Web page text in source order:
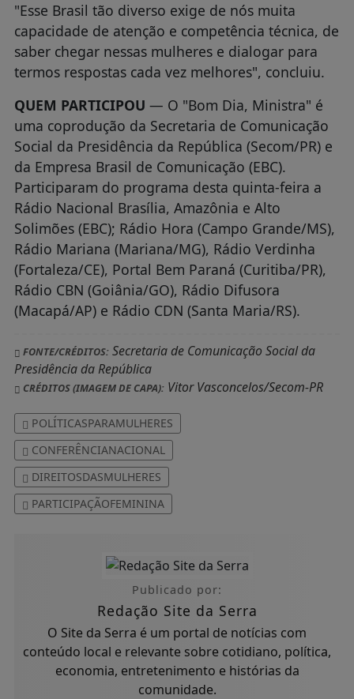
"Esse Brasil tão diverso exige de nós muita
capacidade de atenção e competência técnica, de
saber chegar nessas mulheres e dialogar para
termos respostas cada vez melhores", concluiu.
QUEM PARTICIPOU — O "Bom Dia, Ministra" é
uma coprodução da Secretaria de Comunicação
Social da Presidência da República (Secom/PR) e
da Empresa Brasil de Comunicação (EBC).
Participaram do programa desta quinta-feira a
Rádio Nacional Brasília, Amazônia e Alto
Solimões (EBC); Rádio Hora (Campo Grande/MS),
Rádio Mariana (Mariana/MG), Rádio Verdinha
(Fortaleza/CE), Portal Bem Paraná (Curitiba/PR),
Rádio CBN (Goiânia/GO), Rádio Difusora
(Macapá/AP) e Rádio CDN (Santa Maria/RS).
FONTE/CRÉDITOS:Secretaria de Comunicação Social da
Presidência da República
CRÉDITOS (IMAGEM DE CAPA):Vitor Vasconcelos/Secom-PR
POLÍTICASPARAMULHERES
CONFERÊNCIANACIONAL
DIREITOSDASMULHERES
PARTICIPAÇÃOFEMININA
Publicado por:
Redação Site da Serra
O Site da Serra é um portal de notícias com
conteúdo local e relevante sobre cotidiano, política,
economia, entretenimento e histórias da
comunidade.